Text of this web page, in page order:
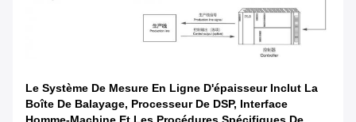
Le Système De Mesure En Ligne D'épaisseur Inclut La
Boîte De Balayage, Processeur De DSP, Interface